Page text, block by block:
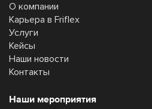
О компании
Карьера в Friflex
Услуги
Кейсы
Наши новости
Контакты
Наши мероприятия